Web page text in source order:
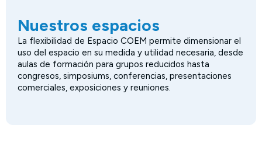
Nuestros espacios
La flexibilidad de Espacio COEM permite dimensionar el
uso del espacio en su medida y utilidad necesaria, desde
aulas de formación para grupos reducidos hasta
congresos, simposiums, conferencias, presentaciones
comerciales, exposiciones y reuniones.